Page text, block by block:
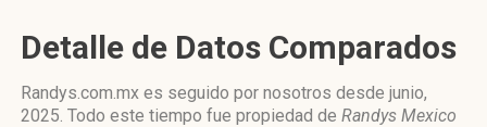
Detalle de Datos Comparados
Randys.com.mx es seguido por nosotros desde junio,
2025. Todo este tiempo fue propiedad de Randys Mexico